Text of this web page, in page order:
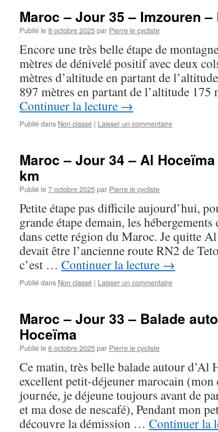
Maroc – Jour 35 – Imzouren
Publié le8 octobre 2025par Pierre le cycliste
Encore une très belle étape de
mètres de dénivelé positif avec deux
mètres d’altitude en partant de
897 mètres en partant de l’altitude
Continuer la lecture →
Publié dans Non classé | Laisser un commentaire
Maroc – Jour 34 – Al
km
Publié le7 octobre 2025par Pierre le cycliste
Petite étape pas difficile aujourd’hui,
grande étape demain, les
dans cette région du Maroc. Je quitte
devait être l’ancienne route RN2 de
c’est … Continuer la lecture →
Publié dans Non classé | Laisser un commentaire
Maroc – Jour 33 – Balade
Hoceïma
Publié le6 octobre 2025par Pierre le cycliste
Ce matin, très belle balade autour d’Al
excellent petit-déjeuner marocain (mon
journée, je déjeune toujours avant de
et ma dose de nescafé), Pendant mon
découvre la démission … Continuer la